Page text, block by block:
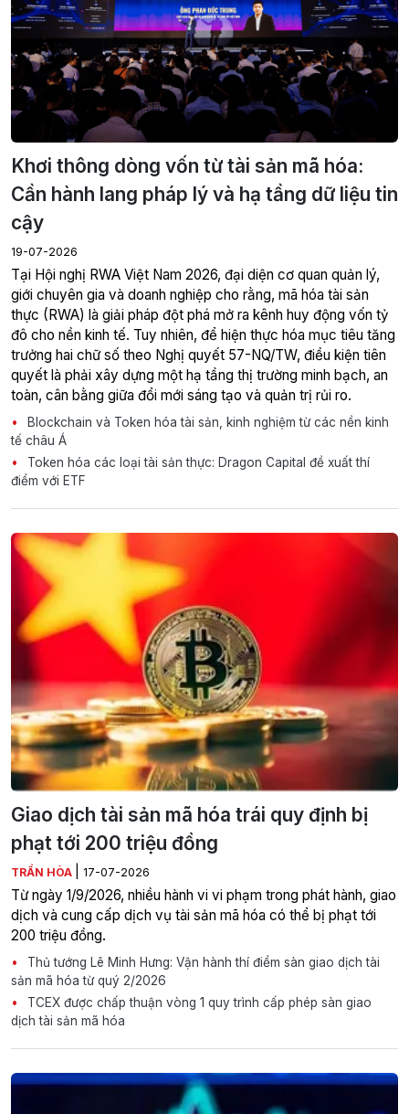
Khơi thông dòng vốn từ tài sản mã hóa:
Cần hành lang pháp lý và hạ tầng dữ liệu tin
cậy
19-07-2026
giới chuyên gia và doanh nghiệp cho rằng, mã hóa tài sản
thực (RWA) là giải pháp đột phá mở ra kênh huy động vốn tỷ
đô cho nền kinh tế. Tuy nhiên, để hiện thực hóa mục tiêu tăng
trưởng hai chữ số theo Nghị quyết 57-NQ/TW, điều kiện tiên
quyết là phải xây dựng một hạ tầng thị trường minh bạch, an
toàn, cân bằng giữa đổi mới sáng tạo và quản trị rủi ro.
Blockchain và Token hóa tài sản, kinh nghiệm từ các nền kinh
tế châu Á
Token hóa các loại tài sản thực: Dragon Capital đề xuất thí
điểm với ETF
Giao dịch tài sản mã hóa trái quy định bị
phạt tới 200 triệu đồng
TRẦN HÒA 17-07-2026
Từ ngày 1/9/2026, nhiều hành vi vi phạm trong phát hành, giao
dịch và cung cấp dịch vụ tài sản mã hóa có thể bị phạt tới
200 triệu đồng.
Thủ tướng Lê Minh Hưng: Vận hành thí điểm sàn giao dịch tài
sản mã hóa từ quý 2/2026
TCEX được chấp thuận vòng 1 quy trình cấp phép sàn giao
dịch tài sản mã hóa